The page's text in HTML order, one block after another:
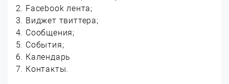
Facebook лента;
Виджет твиттера;
Сообщения;
События;
Календарь
Контакты.